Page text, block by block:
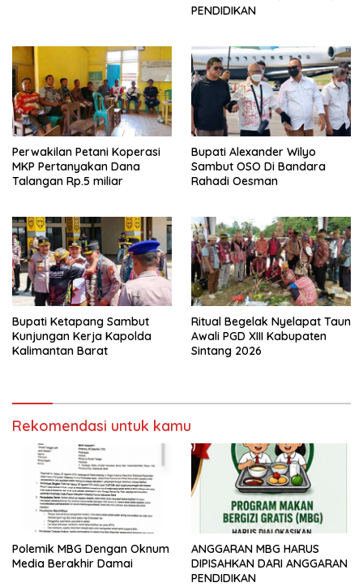
PENDIDIKAN
Perwakilan Petani Koperasi
MKP Pertanyakan Dana
Talangan Rp.5 miliar
Bupati Alexander Wilyo
Sambut OSO Di Bandara
Rahadi Oesman
Bupati Ketapang Sambut
Kunjungan Kerja Kapolda
Kalimantan Barat
Ritual Begelak Nyelapat Taun
Awali PGD XIII Kabupaten
Sintang 2026
Rekomendasi untuk kamu
Polemik MBG Dengan Oknum
Media Berakhir Damai
ANGGARAN MBG HARUS
DIPISAHKAN DARI ANGGARAN
PENDIDIKAN